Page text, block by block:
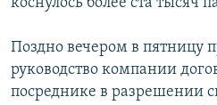
Поздно вечером в пятницу
руководство компании
посреднике в разрешении